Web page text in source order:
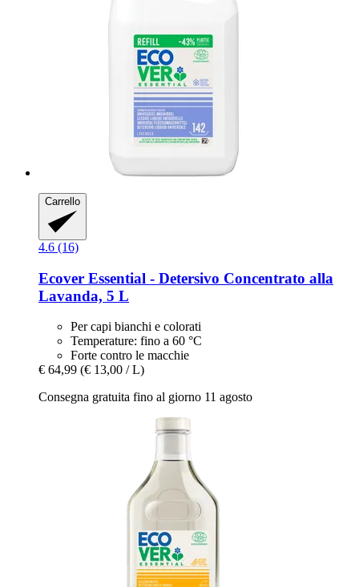
Carrello
4.6 (16)
Ecover Essential -​ Detersivo Concentrato alla
Lavanda, 5 L
Per capi bianchi e colorati
Temperature: fino a 60 °C
Forte contro le macchie
€ 64,99 (€ 13,00 / L)
Consegna gratuita fino al giorno 11 agosto